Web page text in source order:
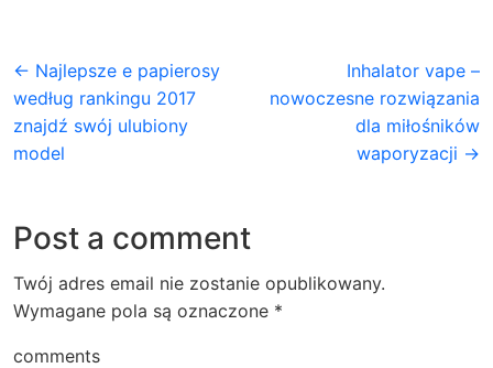
← Najlepsze e papierosy
według rankingu 2017
znajdź swój ulubiony
model
Inhalator vape –
nowoczesne rozwiązania
dla miłośników
waporyzacji →
Post a comment
Twój adres email nie zostanie opublikowany.
Wymagane pola są oznaczone *
comments